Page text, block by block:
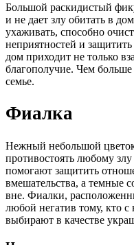
Большой раскидистый
и не дает злу обитать в
ухаживать, способно
неприятностей и
дом приходит не только
благополучие. Чем больше
семье.
Фиалка
Нежный небольшой цветок
противостоять любому
помогают защитить
вмешательства, а темные
вне. Фиалки,
любой негатив тому, кто
выбирают в качестве